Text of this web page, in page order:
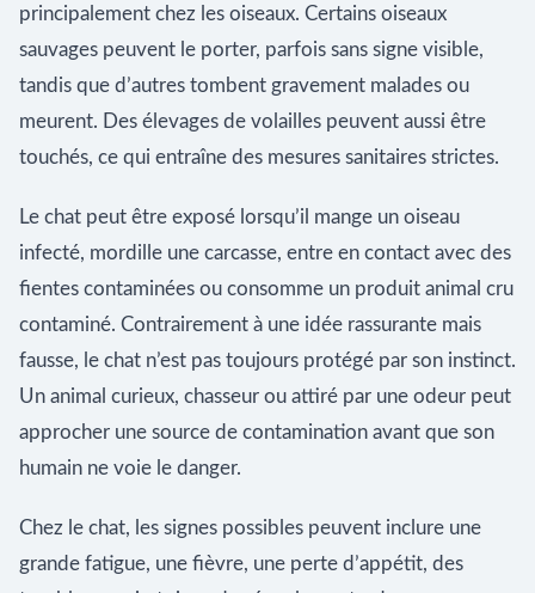
principalement chez les oiseaux. Certains oiseaux
sauvages peuvent le porter, parfois sans signe visible,
tandis que d’autres tombent gravement malades ou
meurent. Des élevages de volailles peuvent aussi être
touchés, ce qui entraîne des mesures sanitaires strictes.
Le chat peut être exposé lorsqu’il mange un oiseau
infecté, mordille une carcasse, entre en contact avec des
fientes contaminées ou consomme un produit animal cru
contaminé. Contrairement à une idée rassurante mais
fausse, le chat n’est pas toujours protégé par son instinct.
Un animal curieux, chasseur ou attiré par une odeur peut
approcher une source de contamination avant que son
humain ne voie le danger.
Chez le chat, les signes possibles peuvent inclure une
grande fatigue, une fièvre, une perte d’appétit, des